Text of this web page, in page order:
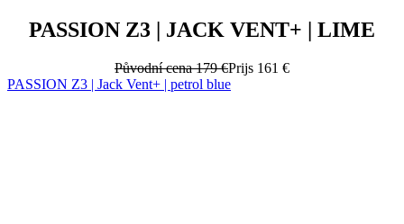
PASSION Z3 | JACK VENT+ | LIME
Původní cena179 €Prijs 161 €
PASSION Z3 | Jack Vent+ | petrol blue